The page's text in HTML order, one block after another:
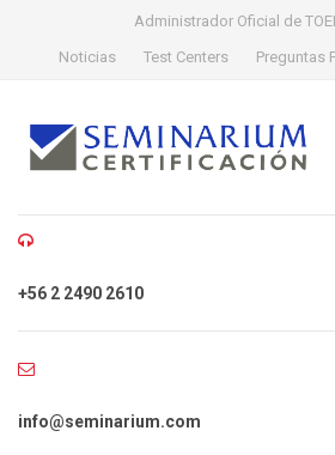
Administrador Oficial de
Noticias
Test Centers Preguntas
+56 2 2490 2610
info@seminarium.com